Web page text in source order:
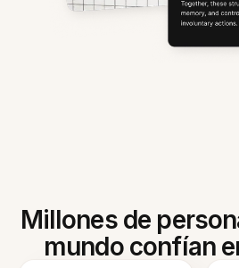
Millones de
mundo confían